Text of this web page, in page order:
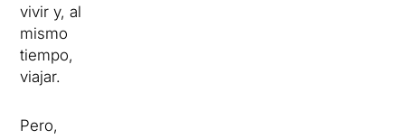
vivir y, al
mismo
tiempo,
viajar.
Pero,